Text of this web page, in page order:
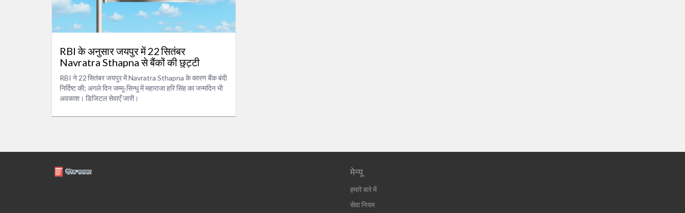
RBI के अनुसार जयपुर में 22 सितंबर
Navratra Sthapna से बैंकों की छुट्टी
RBI ने 22 सितंबर जयपुर में Navratra Sthapna के कारण बैंक बंदी
निर्दिष्ट की; अगले दिन जम्मू‑सिन्धु में महाराजा हरि सिंह का जन्मदिन भी
अवकाश। डिजिटल सेवाएँ जारी।
मेन्यू
हमारे बारे में
सेवा नियम